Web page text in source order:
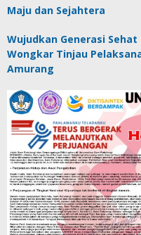
Maju dan Sejahtera
Wujudkan Generasi
Wongkar Tinjau
Amurang